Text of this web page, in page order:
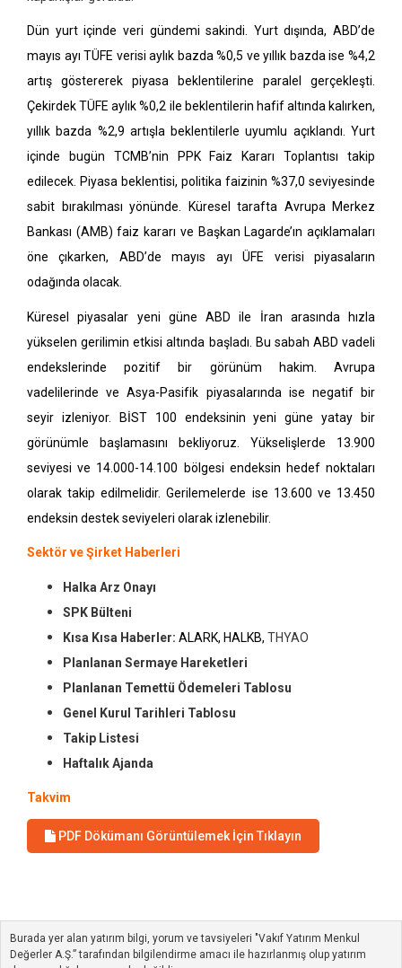
Dün yurt içinde veri gündemi sakindi. Yurt dışında, ABD’de
mayıs ayı TÜFE verisi aylık bazda %0,5 ve yıllık bazda ise %4,2
artış göstererek piyasa beklentilerine paralel gerçekleşti.
Çekirdek TÜFE aylık %0,2 ile beklentilerin hafif altında kalırken,
yıllık bazda %2,9 artışla beklentilerle uyumlu açıklandı. Yurt
içinde bugün TCMB’nin PPK Faiz Kararı Toplantısı takip
edilecek. Piyasa beklentisi, politika faizinin %37,0 seviyesinde
sabit bırakılması yönünde. Küresel tarafta Avrupa Merkez
Bankası (AMB) faiz kararı ve Başkan Lagarde’ın açıklamaları
öne çıkarken, ABD’de mayıs ayı ÜFE verisi piyasaların
odağında olacak.
Küresel piyasalar yeni güne ABD ile İran arasında hızla
yükselen gerilimin etkisi altında başladı. Bu sabah ABD vadeli
endekslerinde pozitif bir görünüm hakim. Avrupa
vadelilerinde ve Asya-Pasifik piyasalarında ise negatif bir
seyir izleniyor. BİST 100 endeksinin yeni güne yatay bir
görünümle başlamasını bekliyoruz. Yükselişlerde 13.900
seviyesi ve 14.000-14.100 bölgesi endeksin hedef noktaları
olarak takip edilmelidir. Gerilemelerde ise 13.600 ve 13.450
endeksin destek seviyeleri olarak izlenebilir.
Sektör ve Şirket Haberleri
Halka Arz Onayı
SPK Bülteni
Kısa Kısa Haberler: ALARK, HALKB, THYAO
Planlanan Sermaye Hareketleri
Planlanan Temettü Ödemeleri Tablosu
Genel Kurul Tarihleri Tablosu
Takip Listesi
Haftalık Ajanda
Takvim
PDF Dökümanı Görüntülemek İçin Tıklayın
Burada yer alan yatırım bilgi, yorum ve tavsiyeleri "Vakıf Yatırım Menkul
Değerler A.Ş.” tarafından bilgilendirme amacı ile hazırlanmış olup yatırım